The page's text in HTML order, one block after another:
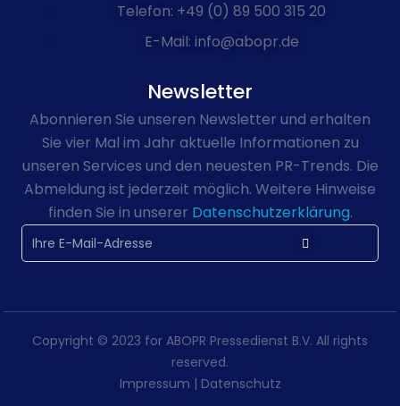
Telefon: +49 (0) 89 500 315 20
E-Mail: info@abopr.de
Newsletter
Abonnieren Sie unseren Newsletter und erhalten
Sie vier Mal im Jahr aktuelle Informationen zu
unseren Services und den neuesten PR-Trends. Die
Abmeldung ist jederzeit möglich. Weitere Hinweise
finden Sie in unserer Datenschutzerklärung.
Copyright © 2023 for ABOPR Pressedienst B.V. All rights
reserved.
Impressum | Datenschutz